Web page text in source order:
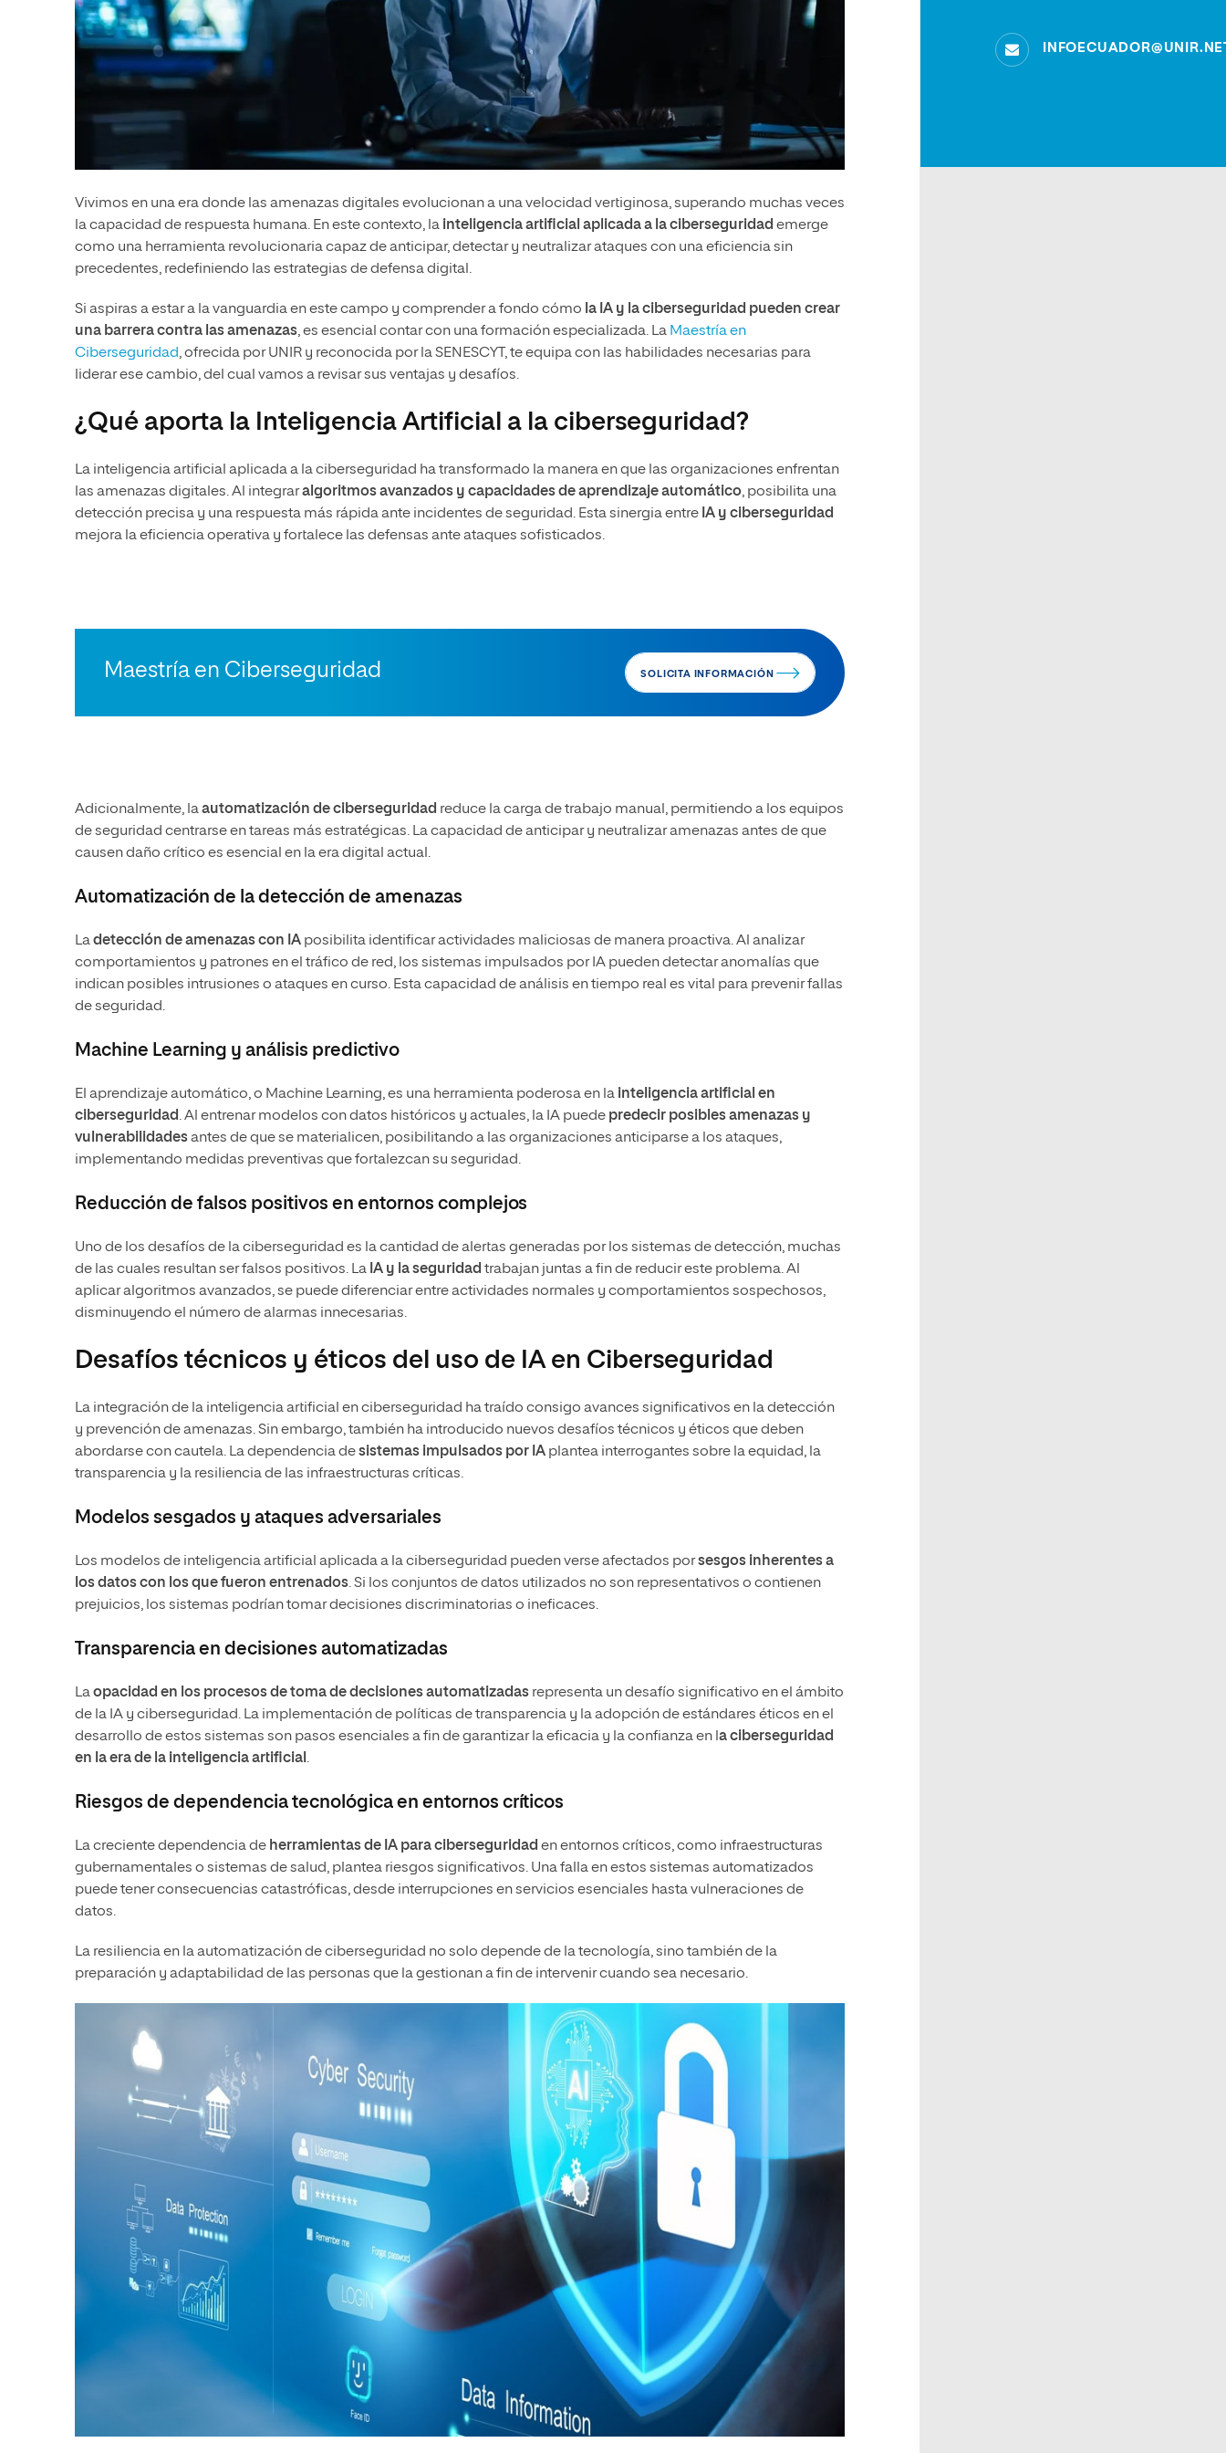
Vivimos en una era donde las amenazas digitales evolucionan a una velocidad vertiginosa, superando muchas veces
la capacidad de respuesta humana. En este contexto, la inteligencia artificial aplicada a la ciberseguridad emerge
como una herramienta revolucionaria capaz de anticipar, detectar y neutralizar ataques con una eficiencia sin
precedentes, redefiniendo las estrategias de defensa digital.
Si aspiras a estar a la vanguardia en este campo y comprender a fondo cómo la IA y la ciberseguridad pueden crear
una barrera contra las amenazas, es esencial contar con una formación especializada. La Maestría en
Ciberseguridad, ofrecida por UNIR y reconocida por la SENESCYT, te equipa con las habilidades necesarias para
liderar ese cambio, del cual vamos a revisar sus ventajas y desafíos.
¿Qué aporta la Inteligencia Artificial a la ciberseguridad?
La inteligencia artificial aplicada a la ciberseguridad ha transformado la manera en que las organizaciones enfrentan
las amenazas digitales. Al integraralgoritmos avanzados y capacidades de aprendizaje automático, posibilita una
detección precisa y una respuesta más rápida ante incidentes de seguridad. Esta sinergia entre IA y ciberseguridad
mejora la eficiencia operativa y fortalece las defensas ante ataques sofisticados.
Maestría en Ciberseguridad SOLICITA INFORMACIÓN
Adicionalmente, laautomatización de ciberseguridad reduce la carga de trabajo manual, permitiendo a los equipos
de seguridad centrarse en tareas más estratégicas. La capacidad de anticipar y neutralizar amenazas antes de que
causen daño crítico es esencial en la era digital actual.
Automatización de la detección de amenazas
Ladetección de amenazas con IA posibilita identificar actividades maliciosas de manera proactiva. Al analizar
comportamientos y patrones en el tráfico de red, los sistemas impulsados por IA pueden detectar anomalías que
indican posibles intrusiones o ataques en curso. Esta capacidad de análisis en tiempo real es vital para prevenir fallas
de seguridad.
Machine Learning y análisis predictivo
El aprendizaje automático, o Machine Learning, es una herramienta poderosa en la inteligencia artificial en
ciberseguridad. Al entrenar modelos con datos históricos y actuales, la IA puede predecir posibles amenazas y
vulnerabilidadesantes de que se materialicen, posibilitando a las organizaciones anticiparse a los ataques,
implementando medidas preventivas que fortalezcan su seguridad.
Reducción de falsos positivos en entornos complejos
Uno de los desafíos de la ciberseguridad es la cantidad de alertas generadas por los sistemas de detección, muchas
de las cuales resultan ser falsos positivos. La IA y la seguridad trabajan juntas a fin de reducir este problema. Al
aplicar algoritmos avanzados, se puede diferenciar entre actividades normales y comportamientos sospechosos,
disminuyendo el número de alarmas innecesarias.
Desafíos técnicos y éticos del uso de IA en Ciberseguridad
La integración de la inteligencia artificial en ciberseguridad ha traído consigo avances significativos en la detección
y prevención de amenazas. Sin embargo, también ha introducido nuevos desafíos técnicos y éticos que deben
abordarse con cautela. La dependencia desistemas impulsados por IA plantea interrogantes sobre la equidad, la
transparencia y la resiliencia de las infraestructuras críticas.
Modelos sesgados y ataques adversariales
Los modelos de inteligencia artificial aplicada a la ciberseguridad pueden verse afectados porsesgos inherentes a
los datos con los que fueron entrenados. Si los conjuntos de datos utilizados no son representativos o contienen
prejuicios, los sistemas podrían tomar decisiones discriminatorias o ineficaces.
Transparencia en decisiones automatizadas
Laopacidad en los procesos de toma de decisiones automatizadas representa un desafío significativo en el ámbito
de la IA y ciberseguridad. La implementación de políticas de transparencia y la adopción de estándares éticos en el
desarrollo de estos sistemas son pasos esenciales a fin de garantizar la eficacia y la confianza en la ciberseguridad
en la era de la inteligencia artificial.
Riesgos de dependencia tecnológica en entornos críticos
La creciente dependencia de herramientas de IA para ciberseguridad en entornos críticos, como infraestructuras
gubernamentales o sistemas de salud, plantea riesgos significativos. Una falla en estos sistemas automatizados
puede tener consecuencias catastróficas, desde interrupciones en servicios esenciales hasta vulneraciones de
datos.
La resiliencia en la automatización de ciberseguridad no solo depende de la tecnología, sino también de la
preparación y adaptabilidad de las personas que la gestionan a fin de intervenir cuando sea necesario.